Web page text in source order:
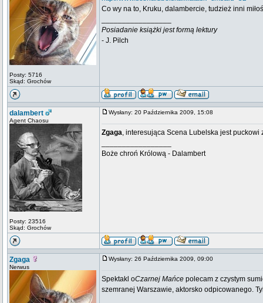
Posty: 5716
Skąd: Grochów
Co wy na to, Kruku, dalambercie, tudzież inni
Posiadanie książki jest formą lektury
- J. Pilch
dalambert
Agent Chaosu
Posty: 23516
Skąd: Grochów
Wysłany: 20 Października 2009, 15:08
Zgaga, interesująca Scena Lubelska jest
Boże chroń Królową - Dalambert
Zgaga
Nerwus
Wysłany: 26 Października 2009, 09:00
Spektakl oCzarnej Mańce polecam z czystym
szemranej Warszawie, aktorsko odpicowanego.